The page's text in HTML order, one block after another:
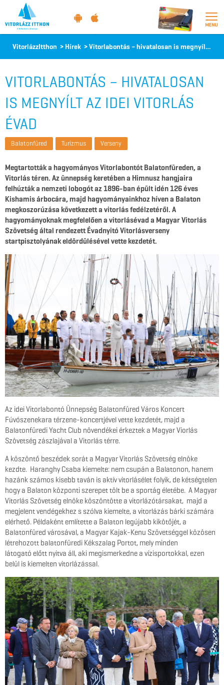
Vitorlázz
itthon
VitorlázzItthon > Hírek >Vitorlabontás – hivatalosan is megnyílt az idei vitorlás évad
VITORLABONTÁS – HIVATALOSAN
IS MEGNYÍLT AZ IDEI VITORLÁS
ÉVAD
Balatonfüred Turizmus Verseny
Megtartották a hagyományos Vitorlabontót Balatonfüreden, a
Vitorlás téren. Az ünnepség keretében a Himnusz hangjaira
felhúzták a nemzeti lobogót az 1896-ban épült idén 126 éves
Kishamis árbocára, majd hagyományainkhoz híven a Balaton
megkoszorúzása következett a vitorlás fedélzetéről. A
hagyományoknak megfelelően a vitorlásévad a Magyar Vitorlás
Szövetség által rendezett Évadnyitó Vitorlásverseny
startpisztolyának eldördülésével vette kezdetét.
Az idei Vitorlabontó Ünnepség Balatonfüred Város Koncert
Fúvószenekara térzene-koncertjével vette kezdetét, majd a
Balatonfüredi Yacht Club növendékei érkeztek a Magyar Viorlás
Szövetség zászlajával a Vitorlás térre.
A köszöntő beszédek sorát a Magyar Vitorlás Szövetség elnöke
kezdte. Haranghy Csaba kiemelte: nem csupán a Balatonon, hanem
hazánk számos kisebb taván is aktív vitorlásélet folyik, de kétségtelen
hogy a Balaton központi szerepet tölt be a sportág életébe. A Magyar
Vitorlás Szövetség elnöke köszöntötte a vitorlázótársakat, majd a
megjelent vendégekhez s szólva kiemelte, a vitorlázás bárki számára
elérhető. Példaként említette a Balaton legújabb kikötőjét, a
Balatonfüred városával, a Magyar Kajak-Kenu Szövetséggel közösen
létrehozott balatonfüredi Kékszalag Portot, mely minden
látogató előtt nyitva áll, aki megismerkedne a vízisportokkal, ezen
belül is kiemelten vitorlázással.